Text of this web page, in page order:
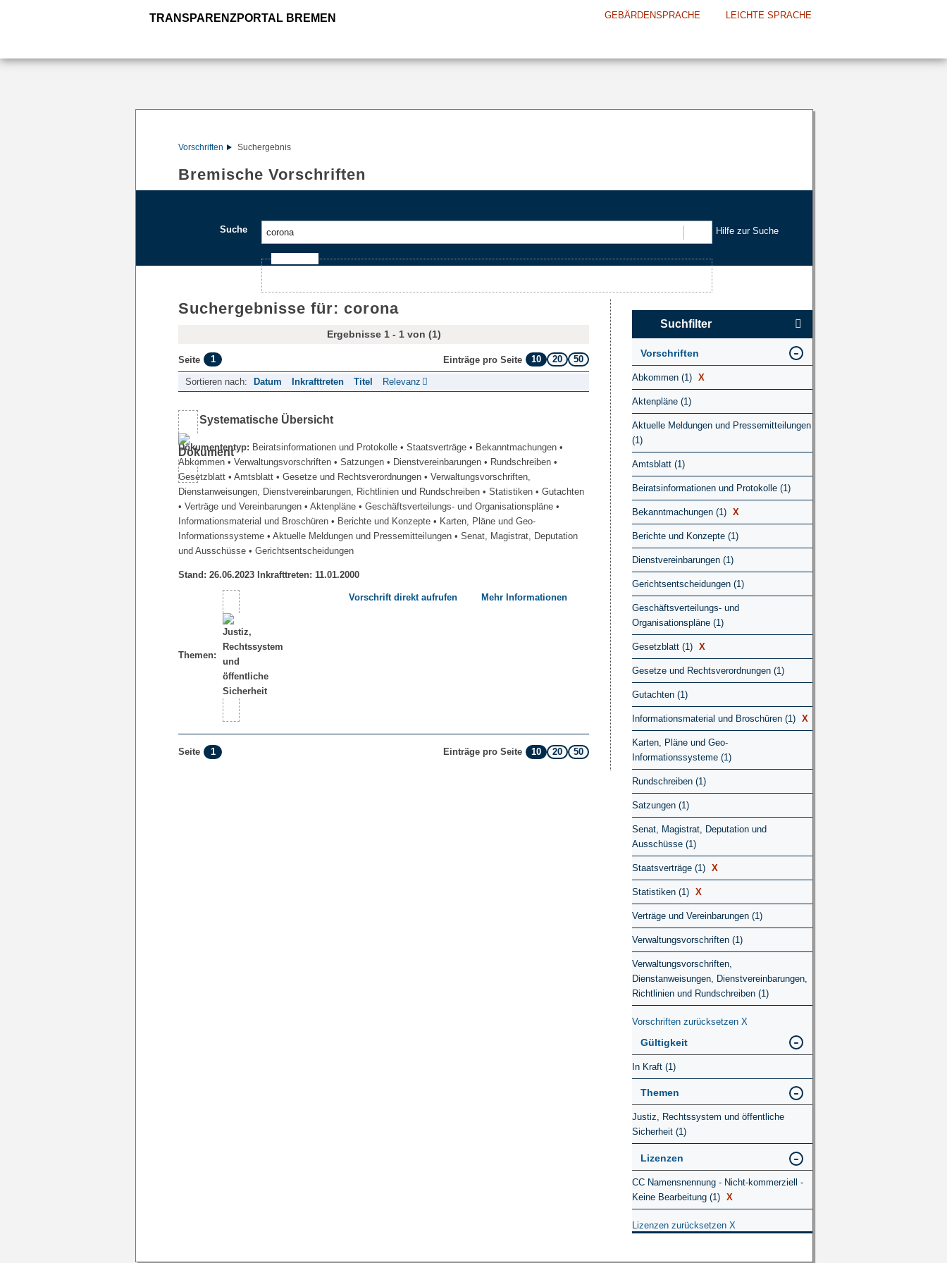
TRANSPARENZPORTAL BREMEN GEBÄRDENSPRACHE LEICHTE SPRACHE
Vorschriften Suchergebnis
Bremische Vorschriften
Suche Hilfe zur Suche
Suchergebnisse für: corona
Ergebnisse 1 - 1 von (1)
Seite 1 Einträge pro Seite 10 20 50
Sortieren nach: Datum Inkrafttreten Titel Relevanz
Systematische Übersicht
Dokumententyp: Beiratsinformationen und Protokolle • Staatsverträge • Bekanntmachungen •
Abkommen • Verwaltungsvorschriften • Satzungen • Dienstvereinbarungen • Rundschreiben •
Gesetzblatt • Amtsblatt • Gesetze und Rechtsverordnungen • Verwaltungsvorschriften,
Dienstanweisungen, Dienstvereinbarungen, Richtlinien und Rundschreiben • Statistiken • Gutachten
• Verträge und Vereinbarungen • Aktenpläne • Geschäftsverteilungs- und Organisationspläne •
Informationsmaterial und Broschüren • Berichte und Konzepte • Karten, Pläne und Geo-
Informationssysteme • Aktuelle Meldungen und Pressemitteilungen • Senat, Magistrat, Deputation
und Ausschüsse • Gerichtsentscheidungen
Stand: 26.06.2023 Inkrafttreten: 11.01.2000
Themen:
Vorschrift direkt aufrufen Mehr Informationen
Seite 1 Einträge pro Seite 10 20 50
Suchfilter
Vorschriften
Abkommen (1) X
Aktenpläne (1)
Aktuelle Meldungen und Pressemitteilungen
(1)
Amtsblatt (1)
Beiratsinformationen und Protokolle (1)
Bekanntmachungen (1) X
Berichte und Konzepte (1)
Dienstvereinbarungen (1)
Gerichtsentscheidungen (1)
Geschäftsverteilungs- und
Organisationspläne (1)
Gesetzblatt (1) X
Gesetze und Rechtsverordnungen (1)
Gutachten (1)
Informationsmaterial und Broschüren (1) X
Karten, Pläne und Geo-
Informationssysteme (1)
Rundschreiben (1)
Satzungen (1)
Senat, Magistrat, Deputation und
Ausschüsse (1)
Staatsverträge (1) X
Statistiken (1) X
Verträge und Vereinbarungen (1)
Verwaltungsvorschriften (1)
Verwaltungsvorschriften,
Dienstanweisungen, Dienstvereinbarungen,
Richtlinien und Rundschreiben (1)
Vorschriften zurücksetzen X
Gültigkeit
In Kraft (1)
Themen
Justiz, Rechtssystem und öffentliche
Sicherheit (1)
Lizenzen
CC Namensnennung - Nicht-kommerziell -
Keine Bearbeitung (1) X
Lizenzen zurücksetzen X